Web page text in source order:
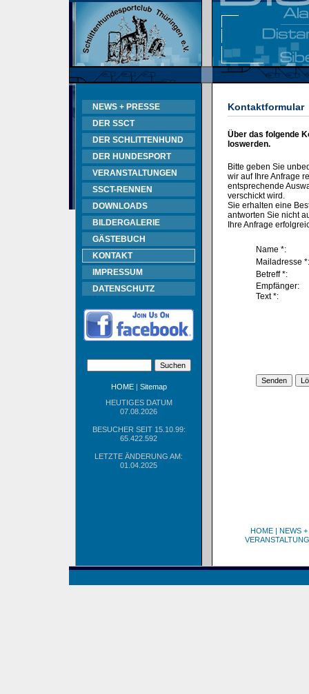
NEWS + PRESSE
DER SSCT
DER SCHLITTENHUND
DER HUNDESPORT
VERANSTALTUNGEN
SSCT-RENNEN
DOWNLOADS
BILDERGALERIE
GÄSTEBUCH
KONTAKT
IMPRESSUM
DATENSCHUTZ
HOME| Sitemap
HEUTIGES DATUM
07.08.2026
BESUCHER SEIT 15.10.99:
65.422.592
LETZTE ÄNDERUNG AM:
01.04.2025
Kontaktformular
Über das folgende
loswerden.
Bitte geben Sie
wir auf Ihre Anfrage
entsprechende
verschickt wird.
Sie erhalten eine
antworten Sie nicht
Ihre Anfrage
Name *:
Mailadresse *:
Betreff *:
Empfänger:
Text *:
HOME| NEWS